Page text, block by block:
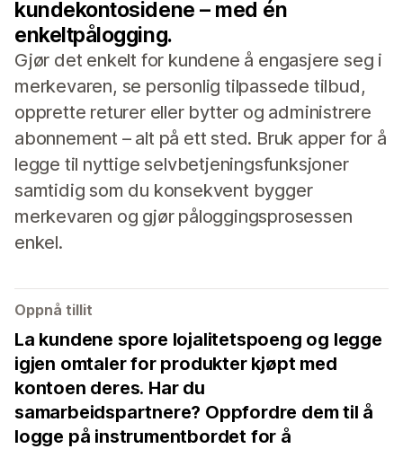
kundekontosidene – med én
enkeltpålogging.
Gjør det enkelt for kundene å engasjere seg i
merkevaren, se personlig tilpassede tilbud,
opprette returer eller bytter og administrere
abonnement – alt på ett sted. Bruk apper for å
legge til nyttige selvbetjeningsfunksjoner
samtidig som du konsekvent bygger
merkevaren og gjør påloggingsprosessen
enkel.
Oppnå tillit
La kundene spore lojalitetspoeng og legge
igjen omtaler for produkter kjøpt med
kontoen deres. Har du
samarbeidspartnere? Oppfordre dem til å
logge på instrumentbordet for å